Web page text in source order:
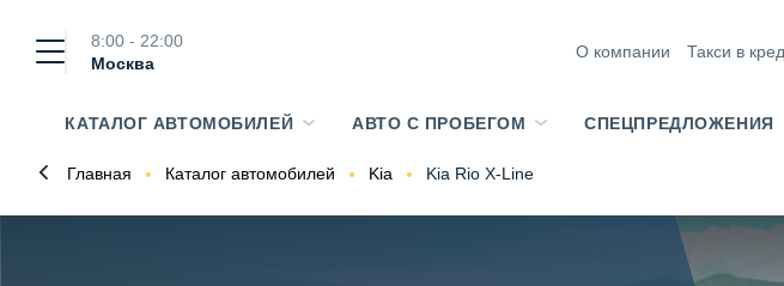
8:00 - 22:00
Москва
О компании Такси в
КАТАЛОГ АВТОМОБИЛЕЙ АВТО С ПРОБЕГОМ СПЕЦПРЕДЛОЖЕНИЯ
Главная Каталог автомобилей Kia Kia Rio X-Line